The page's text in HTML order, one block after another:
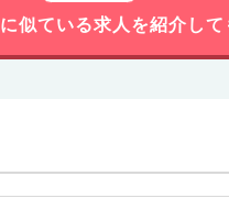
似ている求人を紹介して